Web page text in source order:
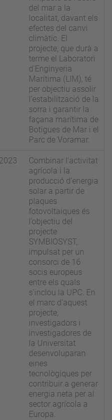
del mar a la
localitat, davant els
efectes del canvi
climàtic. El
projecte, que durà a
terme el Laboratori
d’Enginyeria
Marítima (LIM), té
per objectiu assolir
l’estabilització de la
sorra i garantir la
façana marítima de
Botigues de Mar i el
Parc de Voramar.
Combinar l'activitat
agrícola i la
producció d'energia
solar a partir de
plaques
fotovoltaiques és
l’objectiu del
projecte
SYMBIOSYST,
impulsat per un
consorci de 16
socis europeus
entre els quals
s’inclou la UPC. En
el marc d’aquest
projecte,
investigadors i
investigadores de
la Universitat
desenvoluparan
eines
tecnològiques per
contribuir a generar
energia neta per al
sector agrícola a
Europa.